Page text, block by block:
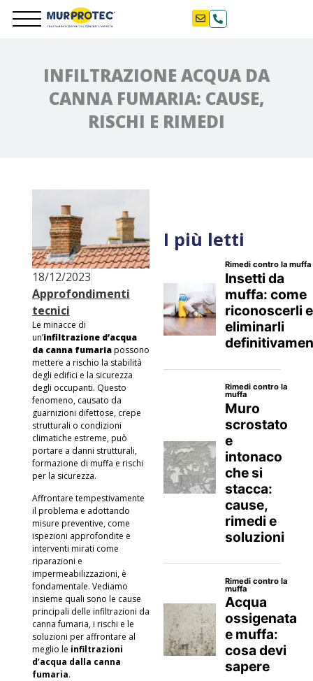
INFILTRAZIONE ACQUA DA
CANNA FUMARIA: CAUSE,
RISCHI E RIMEDI
18/12/2023
Approfondimenti
tecnici
Le minacce di
un’infiltrazione d’acqua
da canna fumariapossono
mettere a rischio la stabilità
degli edifici e la sicurezza
degli occupanti. Questo
fenomeno, causato da
guarnizioni difettose, crepe
strutturali o condizioni
climatiche estreme, può
portare a danni strutturali,
formazione di muffa e rischi
per la sicurezza.
Affrontare tempestivamente
il problema e adottando
misure preventive, come
ispezioni approfondite e
interventi mirati come
riparazioni e
impermeabilizzazioni, è
fondamentale. Vediamo
insieme quali sono le cause
principali delle infiltrazioni da
canna fumaria, i rischi e le
soluzioni per affrontare al
meglio le infiltrazioni
d’acqua dalla canna
fumaria.
I più letti